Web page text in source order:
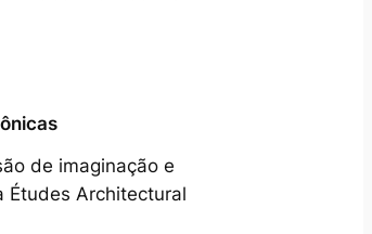
de imaginação e
Études Architectural